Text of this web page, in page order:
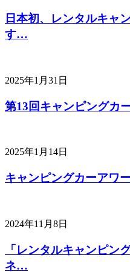
日本初、レンタルキャ
す…
2025年1月31日
第13回キャンピングカ
2025年1月14日
キャンピングカーアワ
2024年11月8日
「レンタルキャンピ
ネ…